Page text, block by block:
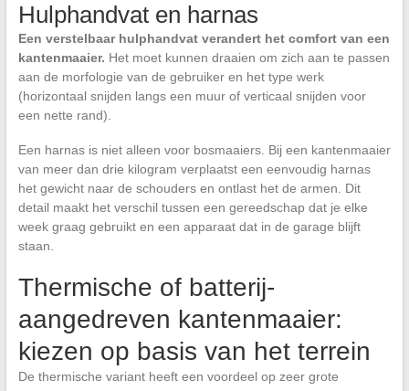
Hulphandvat en harnas
Een verstelbaar hulphandvat verandert het comfort van een
kantenmaaier. Het moet kunnen draaien om zich aan te passen
aan de morfologie van de gebruiker en het type werk
(horizontaal snijden langs een muur of verticaal snijden voor
een nette rand).
Een harnas is niet alleen voor bosmaaiers. Bij een kantenmaaier
van meer dan drie kilogram verplaatst een eenvoudig harnas
het gewicht naar de schouders en ontlast het de armen. Dit
detail maakt het verschil tussen een gereedschap dat je elke
week graag gebruikt en een apparaat dat in de garage blijft
staan.
Thermische of batterij-
aangedreven kantenmaaier:
kiezen op basis van het terrein
De thermische variant heeft een voordeel op zeer grote